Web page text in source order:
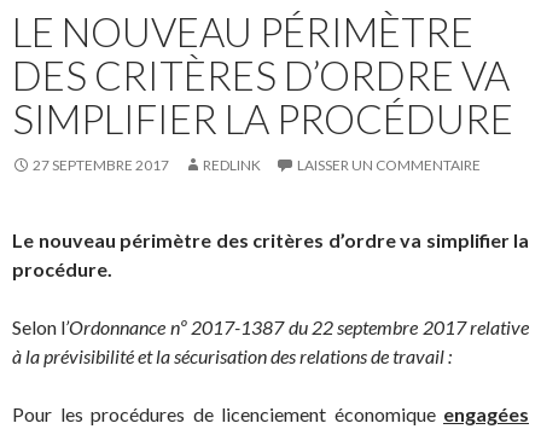
LE NOUVEAU PÉRIMÈTRE
DES CRITÈRES D’ORDRE VA
SIMPLIFIER LA PROCÉDURE
27 SEPTEMBRE 2017 REDLINK LAISSER UN COMMENTAIRE
Le nouveau périmètre des critères d’ordre va simplifier la
procédure.
Selon l’Ordonnance nº 2017-1387 du 22 septembre 2017 relative
à la prévisibilité et la sécurisation des relations de travail :
Pour les procédures de licenciement économique engagées